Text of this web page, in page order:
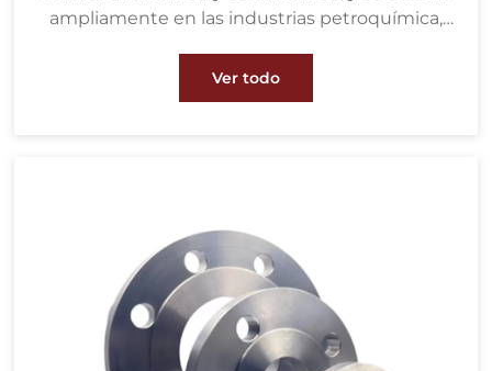
ampliamente en las industrias petroquímica,
papelera y construcción naval. Ofrecen
Ver todo